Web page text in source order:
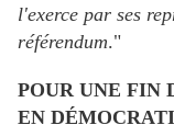
l'exerce par ses
référendum."
POUR UNE FIN
EN